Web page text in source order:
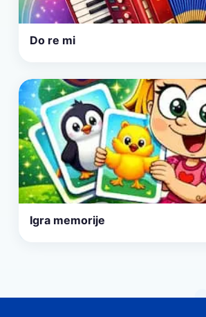
Do re mi
Igra memorije